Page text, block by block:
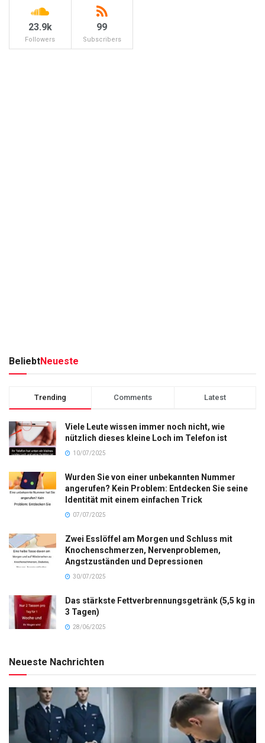
23.9k
Followers
99
Subscribers
BeliebtNeueste
Trending Comments Latest
Viele Leute wissen immer noch nicht, wie
nützlich dieses kleine Loch im Telefon ist
10/07/2025
Wurden Sie von einer unbekannten Nummer
angerufen? Kein Problem: Entdecken Sie seine
Identität mit einem einfachen Trick
07/07/2025
Zwei Esslöffel am Morgen und Schluss mit
Knochenschmerzen, Nervenproblemen,
Angstzuständen und Depressionen
30/07/2025
Das stärkste Fettverbrennungsgetränk (5,5 kg in
3 Tagen)
28/06/2025
Neueste Nachrichten